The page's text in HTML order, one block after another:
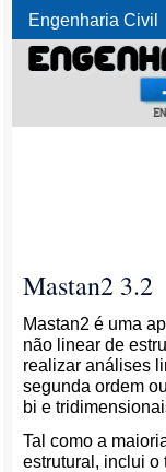
Engenharia Civil
Mastan2 3.2
Mastan2 é uma
não linear de
realizar análises
segunda ordem
bi e
Tal como a
estrutural, inclui o